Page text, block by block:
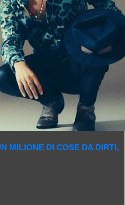
MILIONE DI COSE DA DIRTI,